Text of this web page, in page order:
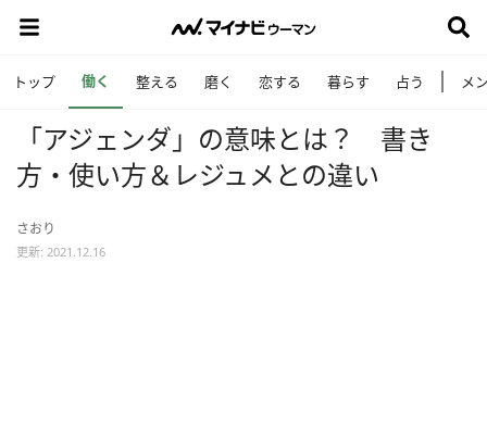
トップ 働く 整える 磨く 恋する 暮らす 占う メ
「アジェンダ」の意味とは？ 書き
方・使い方＆レジュメとの違い
さおり
更新: 2021.12.16